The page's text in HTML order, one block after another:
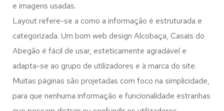
e imagens usadas.
Layout refere-se a como a informação é estruturada e
categorizada. Um bom web design Alcobaça, Casais do
Abegão é fácil de usar, esteticamente agradável e
adapta-se ao grupo de utilizadores e à marca do site.
Muitas páginas são projetadas com foco na simplicidade,
para que nenhuma informação e funcionalidade estranhas